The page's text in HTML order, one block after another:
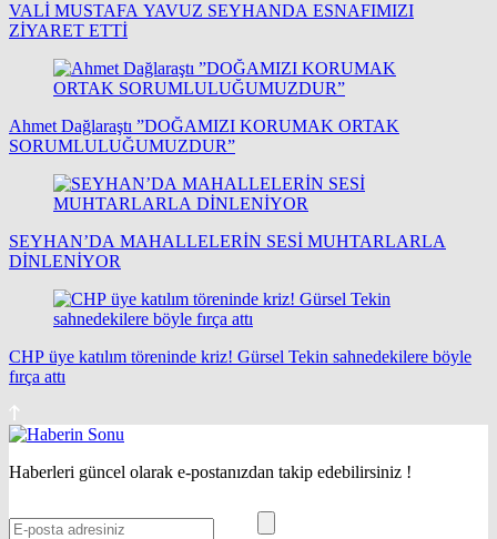
VALİ MUSTAFA YAVUZ SEYHANDA ESNAFIMIZI
ZİYARET ETTİ
Ahmet Dağlaraştı ”DOĞAMIZI KORUMAK ORTAK
SORUMLULUĞUMUZDUR”
SEYHAN’DA MAHALLELERİN SESİ MUHTARLARLA
DİNLENİYOR
CHP üye katılım töreninde kriz! Gürsel Tekin sahnedekilere böyle
fırça attı
Haberleri güncel olarak e-postanızdan takip edebilirsiniz !